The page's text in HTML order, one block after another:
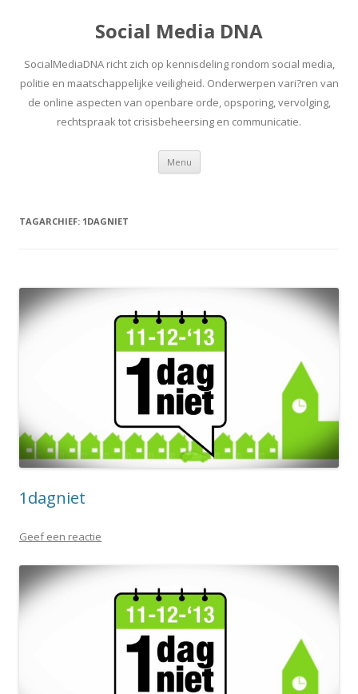
Social Media DNA
SocialMediaDNA richt zich op kennisdeling rondom social media,
politie en maatschappelijke veiligheid. Onderwerpen vari?ren van
de online aspecten van openbare orde, opsporing, vervolging,
rechtspraak tot crisisbeheersing en communicatie.
Menu Spring
inhoud
TAGARCHIEF: 1DAGNIET
1dagniet
Geef een reactie